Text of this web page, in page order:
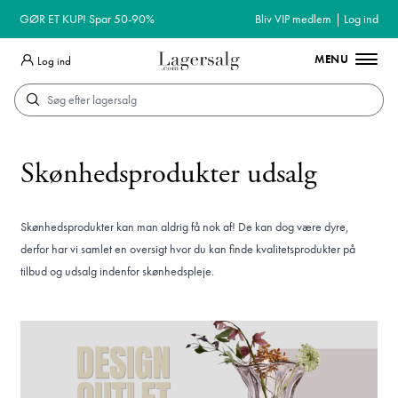
GØR ET KUP! Spar 50-90% Bliv VIP medlem | Log ind
Log ind MENU
Søg
Skønhedsprodukter udsalg
Skønhedsprodukter kan man aldrig få nok af! De kan dog være dyre,
derfor har vi samlet en oversigt hvor du kan finde kvalitetsprodukter på
tilbud og udsalg indenfor skønhedspleje.